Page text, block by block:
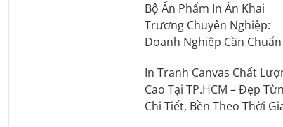
Bộ Ấn Phẩm In Ấn Khai
Trương Chuyên Nghiệp:
Doanh Nghiệp Cần Chuẩn
In Tranh Canvas Chất
Cao Tại TP.HCM – Đẹp
Chi Tiết, Bền Theo Thời